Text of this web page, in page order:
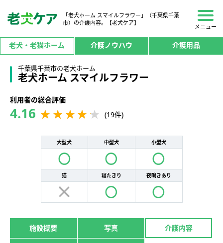
「老犬ホーム スマイルフラワー」（千葉県千葉
市）の介護内容。【老犬ケア】
メニュー
老犬・老猫ホーム 介護ノウハウ 介護用品
千葉県千葉市の老犬ホーム
老犬ホーム スマイルフラワー
利用者の総合評価
4.16 (19件)
大型犬 中型犬 小型犬
猫 寝たきり 夜鳴きあり
施設概要 写真 介護内容